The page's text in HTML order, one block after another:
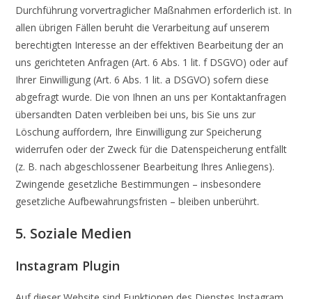
Durchführung vorvertraglicher Maßnahmen erforderlich ist. In
allen übrigen Fällen beruht die Verarbeitung auf unserem
berechtigten Interesse an der effektiven Bearbeitung der an
uns gerichteten Anfragen (Art. 6 Abs. 1 lit. f DSGVO) oder auf
Ihrer Einwilligung (Art. 6 Abs. 1 lit. a DSGVO) sofern diese
abgefragt wurde. Die von Ihnen an uns per Kontaktanfragen
übersandten Daten verbleiben bei uns, bis Sie uns zur
Löschung auffordern, Ihre Einwilligung zur Speicherung
widerrufen oder der Zweck für die Datenspeicherung entfällt
(z. B. nach abgeschlossener Bearbeitung Ihres Anliegens).
Zwingende gesetzliche Bestimmungen – insbesondere
gesetzliche Aufbewahrungsfristen – bleiben unberührt.
5. Soziale Medien
Instagram Plugin